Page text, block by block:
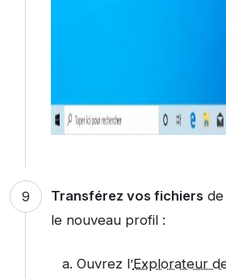
Transférez vos fichiersde
le nouveau profil :
Ouvrez l’Explorateur